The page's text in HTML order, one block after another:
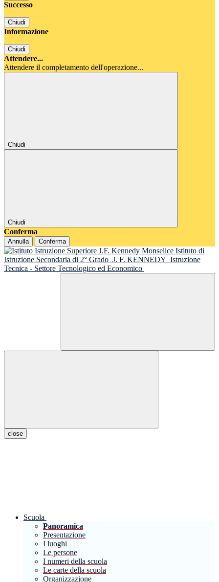
Successo
Chiudi
Informazione
Chiudi
Attendere...
Attendere il completamento dell'operazione...
Chiudi
Chiudi
Conferma
Annulla Conferma
Istituto di
Istruzione Secondaria di 2° Grado J. F. KENNEDY Istruzione
Tecnica - Settore Tecnologico ed Economico
close
Scuola
Panoramica
Presentazione
I luoghi
Le persone
I numeri della scuola
Le carte della scuola
Organizzazione